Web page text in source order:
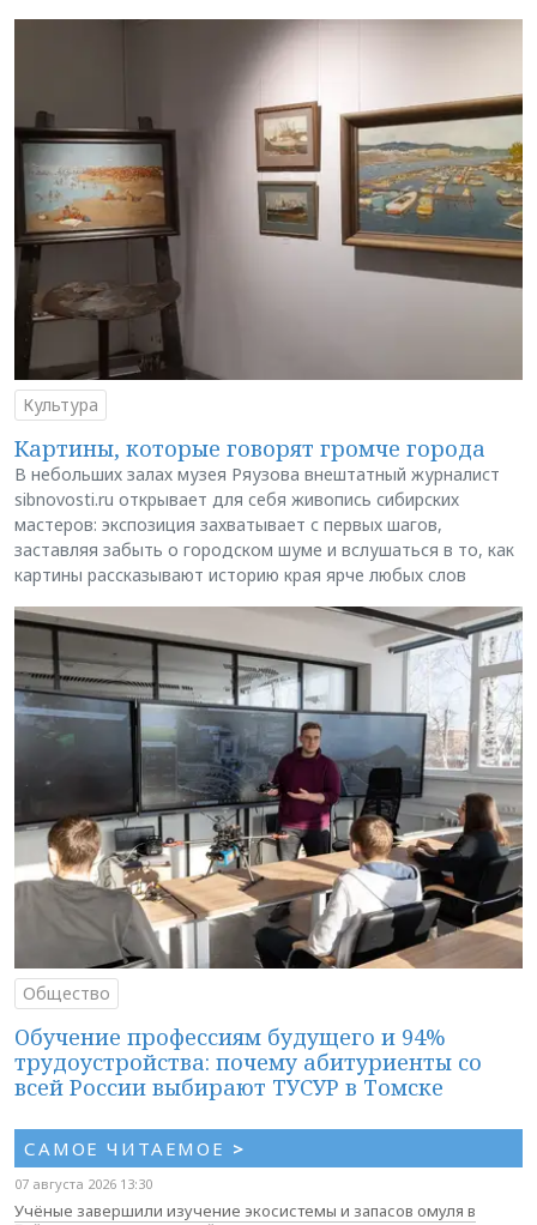
Культура
Картины, которые говорят громче города
В небольших залах музея Ряузова внештатный журналист
sibnovosti.ru открывает для себя живопись сибирских
мастеров: экспозиция захватывает с первых шагов,
заставляя забыть о городском шуме и вслушаться в то, как
картины рассказывают историю края ярче любых слов
Общество
Обучение профессиям будущего и 94%
трудоустройства: почему абитуриенты со
всей России выбирают ТУСУР в Томске
САМОЕ ЧИТАЕМОЕ >
07 августа 2026 13:30
Учёные завершили изучение экосистемы и запасов омуля в